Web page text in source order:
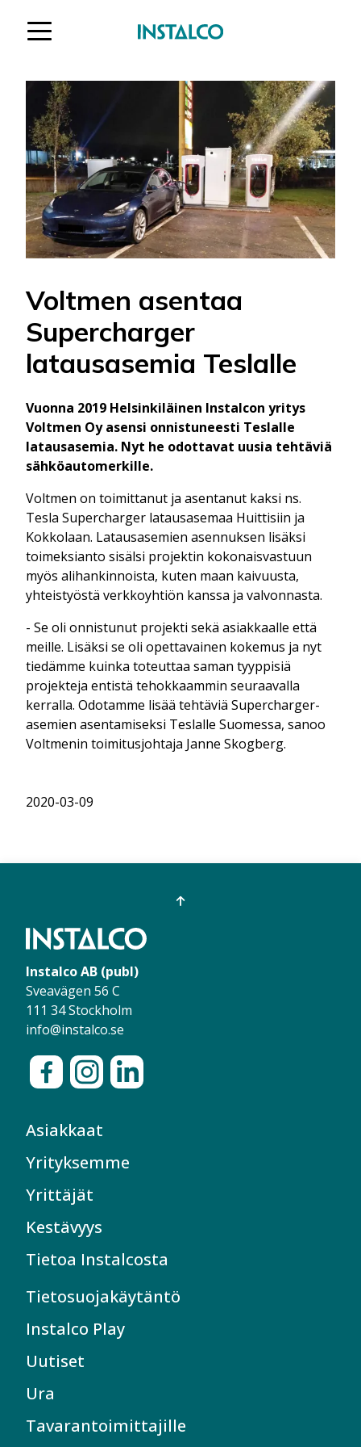
Voltmen asentaa
Supercharger
latausasemia Teslalle
Vuonna 2019 Helsinkiläinen Instalcon yritys
Voltmen Oy asensi onnistuneesti Teslalle
latausasemia. Nyt he odottavat uusia tehtäviä
sähköautomerkille.
Voltmen on toimittanut ja asentanut kaksi ns.
Tesla Supercharger latausasemaa Huittisiin ja
Kokkolaan. Latausasemien asennuksen lisäksi
toimeksianto sisälsi projektin kokonaisvastuun
myös alihankinnoista, kuten maan kaivuusta,
yhteistyöstä verkkoyhtiön kanssa ja valvonnasta.
- Se oli onnistunut projekti sekä asiakkaalle että
meille. Lisäksi se oli opettavainen kokemus ja nyt
tiedämme kuinka toteuttaa saman tyyppisiä
projekteja entistä tehokkaammin seuraavalla
kerralla. Odotamme lisää tehtäviä Supercharger-
asemien asentamiseksi Teslalle Suomessa, sanoo
Voltmenin toimitusjohtaja Janne Skogberg.
2020-03-09
Instalco AB (publ)
Sveavägen 56 C
111 34 Stockholm
info@instalco.se
Asiakkaat
Yrityksemme
Yrittäjät
Kestävyys
Tietoa Instalcosta
Tietosuojakäytäntö
Instalco Play
Uutiset
Ura
Tavarantoimittajille